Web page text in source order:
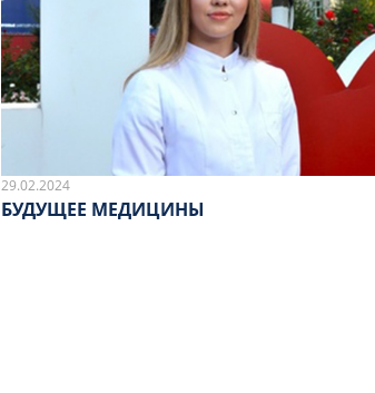
29.02.2024
БУДУЩЕЕ МЕДИЦИНЫ